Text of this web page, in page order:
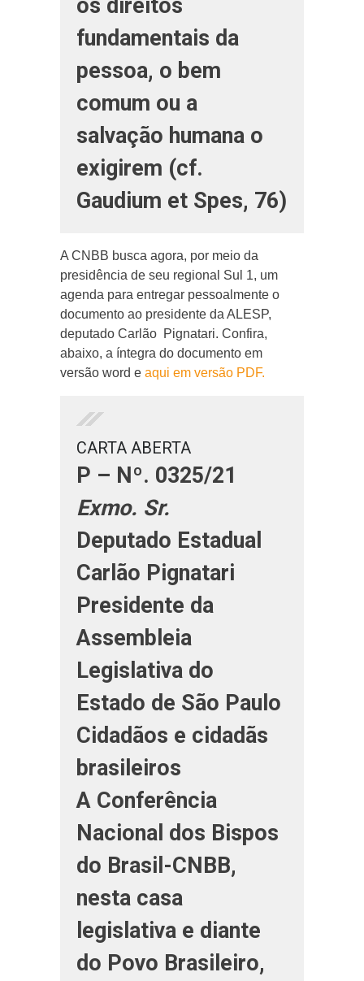
os direitos
fundamentais da
pessoa, o bem
comum ou a
salvação humana o
exigirem (cf.
Gaudium et Spes, 76)
A CNBB busca agora, por meio da
presidência de seu regional Sul 1, um
agenda para entregar pessoalmente o
documento ao presidente da ALESP,
deputado Carlão Pignatari. Confira,
abaixo, a íntegra do documento em
versão word e aqui em versão PDF.
CARTA ABERTA
P – Nº. 0325/21
Exmo. Sr.
Deputado Estadual
Carlão Pignatari
Presidente da
Assembleia
Legislativa do
Estado de São Paulo
Cidadãos e cidadãs
brasileiros
A Conferência
Nacional dos Bispos
do Brasil-CNBB,
nesta casa
legislativa e diante
do Povo Brasileiro,